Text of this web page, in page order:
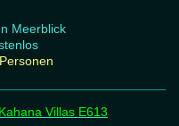
Meerblick
Kahana Villas E613